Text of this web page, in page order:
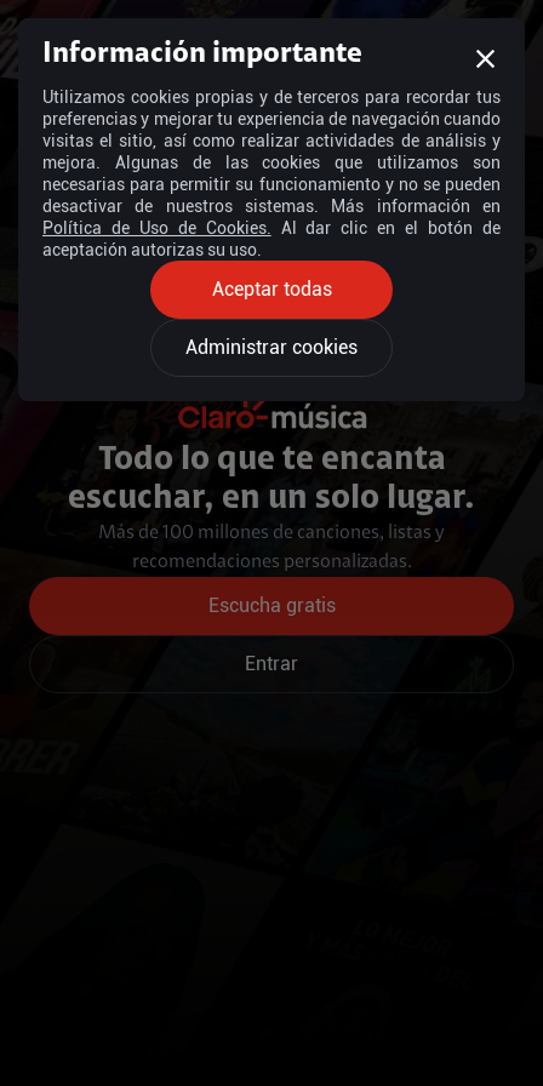
Todo lo que te encanta
escuchar, en un solo lugar.
Más de 100 millones de canciones, listas y
recomendaciones personalizadas.
Escucha gratis
Entrar
Información importante
Utilizamos cookies propias y de terceros para recordar tus
preferencias y mejorar tu experiencia de navegación cuando
visitas el sitio, así como realizar actividades de análisis y
mejora. Algunas de las cookies que utilizamos son
necesarias para permitir su funcionamiento y no se pueden
desactivar de nuestros sistemas. Más información en
Política de Uso de Cookies.
Al dar clic en el botón de
aceptación autorizas su uso.
Aceptar todas
Administrar cookies